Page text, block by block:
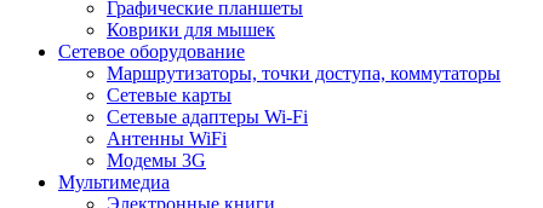
Графические планшеты
Коврики для мышек
Сетевое оборудование
Маршрутизаторы, точки доступа, коммутаторы
Сетевые карты
Сетевые адаптеры Wi-Fi
Антенны WiFi
Модемы 3G
Мультимедиа
Электронные книги